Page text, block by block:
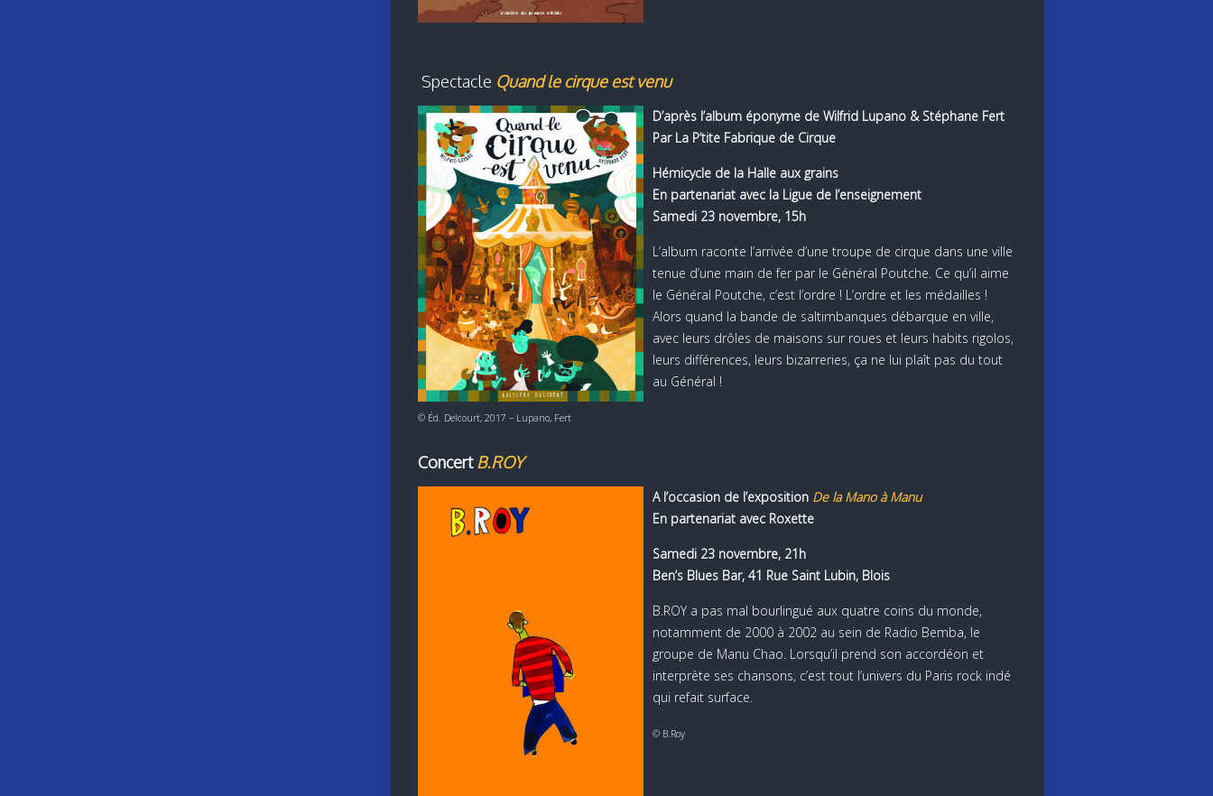
Spectacle Quand le cirque est venu
D’après l’album éponyme de Wilfrid Lupano & Stéphane Fert
Par La P’tite Fabrique de Cirque
Hémicycle de la Halle aux grains
En partenariat avec la Ligue de l’enseignement
Samedi 23 novembre, 15h
L’album raconte l’arrivée d’une troupe de cirque dans une ville
tenue d’une main de fer par le Général Poutche. Ce qu’il aime
le Général Poutche, c’est l’ordre ! L’ordre et les médailles !
Alors quand la bande de saltimbanques débarque en ville,
avec leurs drôles de maisons sur roues et leurs habits rigolos,
leurs différences, leurs bizarreries, ça ne lui plaît pas du tout
au Général !
© Éd. Delcourt, 2017 – Lupano, Fert
ConcertB.ROY
A l’occasion de l’exposition De la Mano à Manu
En partenariat avec Roxette
Samedi 23 novembre, 21h
Ben’s Blues Bar, 41 Rue Saint Lubin, Blois
B.ROY a pas mal bourlingué aux quatre coins du monde,
notamment de 2000 à 2002 au sein de Radio Bemba, le
groupe de Manu Chao. Lorsqu’il prend son accordéon et
interprète ses chansons, c’est tout l’univers du Paris rock indé
qui refait surface.
© B.Roy